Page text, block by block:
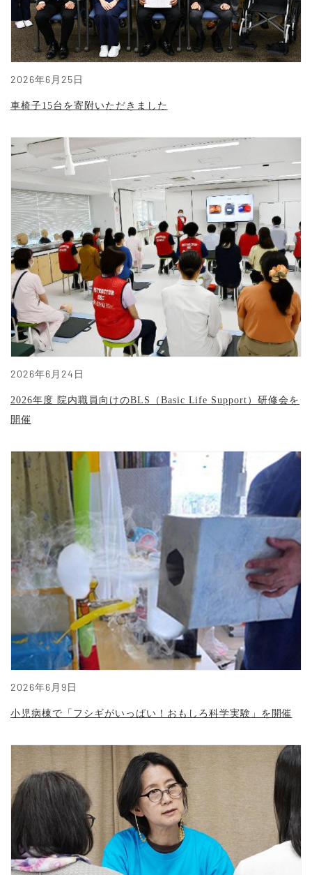
2026年6月25日
車椅子15台を寄附いただきました
2026年6月24日
2026年度 院内職員向けのBLS（Basic Life Support）研修会を
開催
2026年6月9日
小児病棟で「フシギがいっぱい！おもしろ科学実験」を開催